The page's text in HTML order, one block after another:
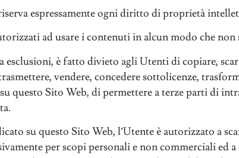
espressamente ogni diritto di proprietà
ad usare i contenuti in alcun modo che
esclusioni, è fatto divieto agli Utenti di copiare,
vendere, concedere sottolicenze,
questo Sito Web, di permettere a terze parti di
su questo Sito Web, l’Utente è autorizzato a
per scopi personali e non commerciali ed